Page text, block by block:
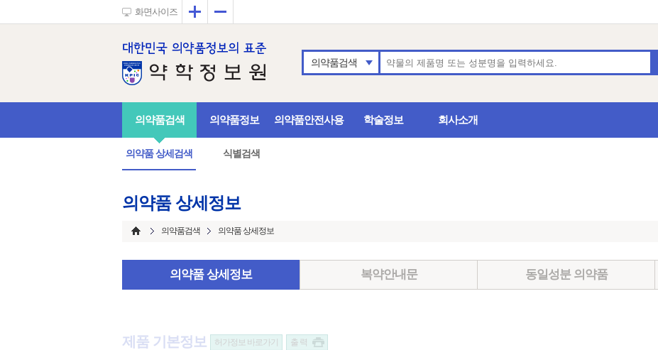
화면사이즈 확대
의약품검색
의약품검색
의약품 상세검색 식별검색
의약품정보 의약품안전사용 학술정보 회사소개
의약품 상세정보
의약품검색 의약품 상세정보
의약품 상세정보 복약안내문 동일성분 의약품
제품 기본정보 허가정보 바로가기 출 력